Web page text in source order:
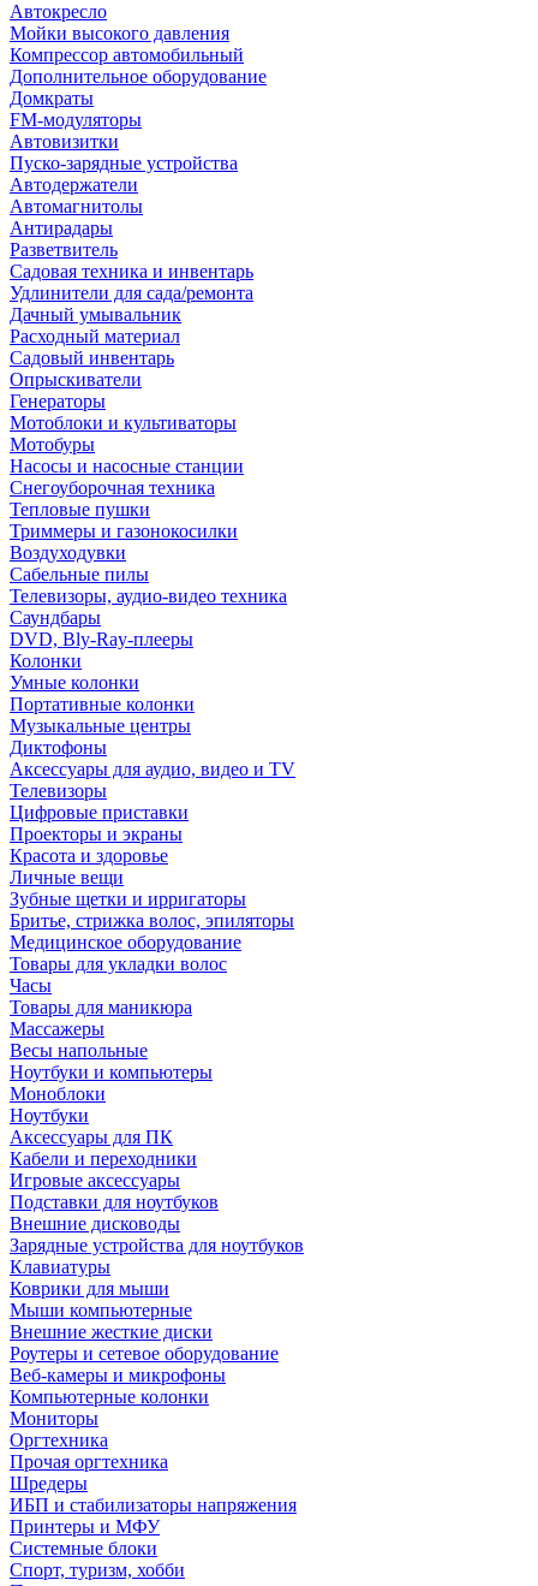
Автокресло
Мойки высокого давления
Компрессор автомобильный
Дополнительное оборудование
Домкраты
FM-модуляторы
Автовизитки
Пуско-зарядные устройства
Автодержатели
Автомагнитолы
Антирадары
Разветвитель
Садовая техника и инвентарь
Удлинители для сада/ремонта
Дачный умывальник
Расходный материал
Садовый инвентарь
Опрыскиватели
Генераторы
Мотоблоки и культиваторы
Мотобуры
Насосы и насосные станции
Снегоуборочная техника
Тепловые пушки
Триммеры и газонокосилки
Воздуходувки
Сабельные пилы
Телевизоры, аудио-видео техника
Саундбары
DVD, Bly-Ray-плееры
Колонки
Умные колонки
Портативные колонки
Музыкальные центры
Диктофоны
Аксессуары для аудио, видео и TV
Телевизоры
Цифровые приставки
Проекторы и экраны
Красота и здоровье
Личные вещи
Зубные щетки и ирригаторы
Бритье, стрижка волос, эпиляторы
Медицинское оборудование
Товары для укладки волос
Часы
Товары для маникюра
Массажеры
Весы напольные
Ноутбуки и компьютеры
Моноблоки
Ноутбуки
Аксессуары для ПК
Кабели и переходники
Игровые аксессуары
Подставки для ноутбуков
Внешние дисководы
Зарядные устройства для ноутбуков
Клавиатуры
Коврики для мыши
Мыши компьютерные
Внешние жесткие диски
Роутеры и сетевое оборудование
Веб-камеры и микрофоны
Компьютерные колонки
Мониторы
Оргтехника
Прочая оргтехника
Шредеры
ИБП и стабилизаторы напряжения
Принтеры и МФУ
Системные блоки
Спорт, туризм, хобби